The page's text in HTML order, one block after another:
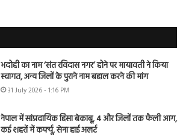
भदोही का नाम ‘संत रविदास नगर’ होने पर मायावती ने किया
स्वागत, अन्य जिलों के पुराने नाम बहाल करने की मांग
31 July 2026 - 1:16 PM
नेपाल में सांप्रदायिक हिंसा बेकाबू, 4 और जिलों तक फैली आग,
कई शहरों में कर्फ्यू, सेना हाई अलर्ट